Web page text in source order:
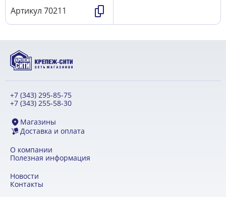
Артикул 70211
+7 (343) 295-85-75
+7 (343) 255-58-30
Магазины
Доставка и оплата
О компании
Полезная информация
Новости
Контакты